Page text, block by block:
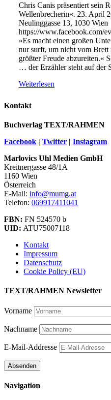
Chris Canis präsentiert sein
Wellenbrecherin«. 23. April
Neulinggasse 13, 1030 Wien
https://www.facebook.com/
»Es macht einen großen
nur surft, um nicht vom Brett
größter Freude abzureiten.«
… der Erzähler steht auf der
Weiterlesen
Kontakt
Buchverlag TEXT/RAHMEN
Facebook | Twitter | Instagram
Marlovics Uhl Medien GmbH
Kreitnergasse 48/1A
1160 Wien
Österreich
E-Mail: info@mumg.at
Telefon: 069917411041
FBN: FN 524570 b
UID: ATU75007118
Kontakt
Impressum
Datenschutz
Cookie Policy (EU)
TEXT/RAHMEN Newsletter
Vorname
Nachname
E-Mail-Addresse
Navigation